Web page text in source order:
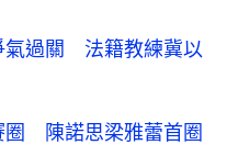
氣過關 法籍教練冀以
圈 陳諾思梁雅蕾首圈